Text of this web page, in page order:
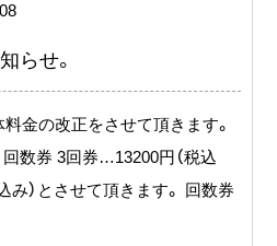
らせ。
金の改正をさせて頂きます。
数券 3回券…13200円（税込
み）とさせて頂きます。 回数券